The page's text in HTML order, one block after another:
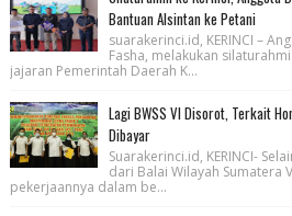
Bantuan Alsintan ke Petani
suarakerinci.id, KERINCI –
Fasha, melakukan
jajaran Pemerintah Daerah K...
Lagi BWSS VI Disorot, Terkait
Dibayar
Suarakerinci.id, KERINCI-
dari Balai Wilayah Sumatera
pekerjaannya dalam be...